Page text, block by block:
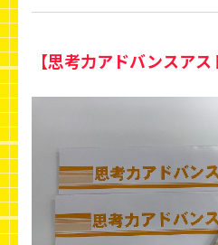
【思考力アドバンスアス